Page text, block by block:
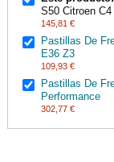
S50 Citroen C4
145,81 €
Pastillas De
E36 Z3
109,93 €
Pastillas De
Performance
302,77 €